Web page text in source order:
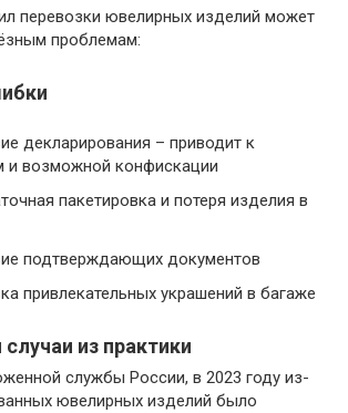
перевозки ювелирных изделий может
проблемам:
декларирования – приводит к
и возможной конфискации
пакетировка и потеря изделия в
подтверждающих документов
привлекательных украшений в багаже
из практики
службы России, в 2023 году из-
ювелирных изделий было